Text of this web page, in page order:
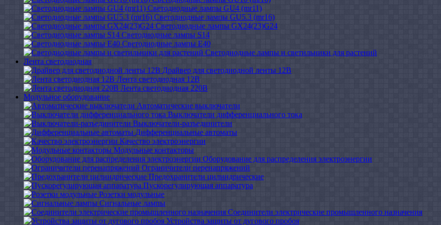
Светодиодные лампы GU4 (mr11)
Светодиодные лампы GU5.3 (mr16)
Светодиодные лампы GX24(23)G24
Светодиодные лампы S14
Светодиодные лампы Е40
Светодиодные лампы и светильники для растений
Лента светодиодная
Драйвер для светодиодной ленты 12В
Лента светодиодная 12В
Лента светодиодная 220В
Модульное оборудование
Автоматические выключатели
Выключатели дифференциального тока
Выключатели-разъединители
Дифференциальные автоматы
Качество электроэнергии
Модульные контакторы
Оборудование для распределения электроэнергии
Ограничители перенапряжений
Предохранители цилиндрические
Пускорегулирующая аппаратура
Розетки модульные
Сигнальные лампы
Соединители электрические промышленного назначения
Устройства защиты от дугового пробоя